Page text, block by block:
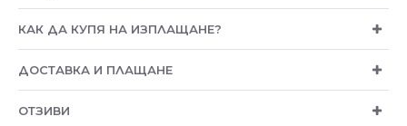
КАК ДА КУПЯ НА ИЗПЛАЩАНЕ?
ДОСТАВКА И ПЛАЩАНЕ
ОТЗИВИ